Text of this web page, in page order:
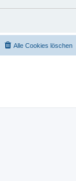
Alle Cookies löschen